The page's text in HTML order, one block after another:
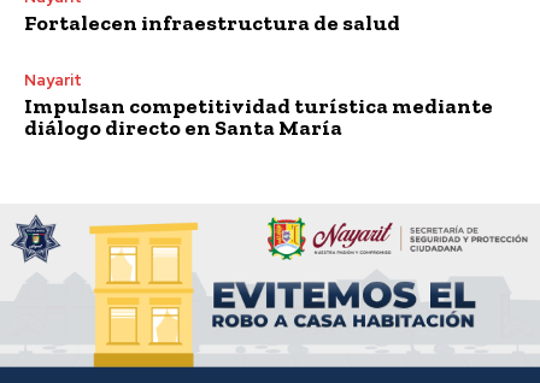
Fortalecen infraestructura de salud
Nayarit
Impulsan competitividad turística mediante
diálogo directo en Santa María